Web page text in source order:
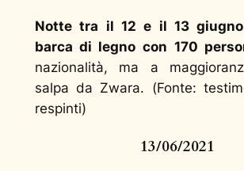
Notte tra il 12 e il 13
barca di legno con 170
nazionalità, ma a
salpa da Zwara. (Fonte:
respinti)
13/06/2021